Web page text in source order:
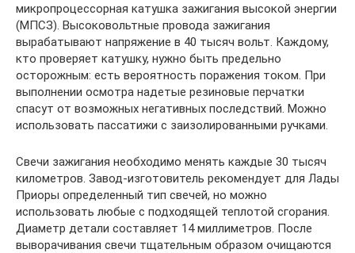
микропроцессорная катушка зажигания высокой энергии
(МПСЗ). Высоковольтные провода зажигания
вырабатывают напряжение в 40 тысяч вольт. Каждому,
кто проверяет катушку, нужно быть предельно
осторожным: есть вероятность поражения током. При
выполнении осмотра надетые резиновые перчатки
спасут от возможных негативных последствий. Можно
использовать пассатижи с заизолированными ручками.
Свечи зажигания необходимо менять каждые 30 тысяч
километров. Завод-изготовитель рекомендует для Лады
Приоры определенный тип свечей, но можно
использовать любые с подходящей теплотой сгорания.
Диаметр детали составляет 14 миллиметров. После
выворачивания свечи тщательным образом очищаются